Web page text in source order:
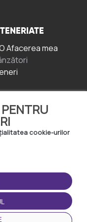
cookie-urilor
Afacerea mea